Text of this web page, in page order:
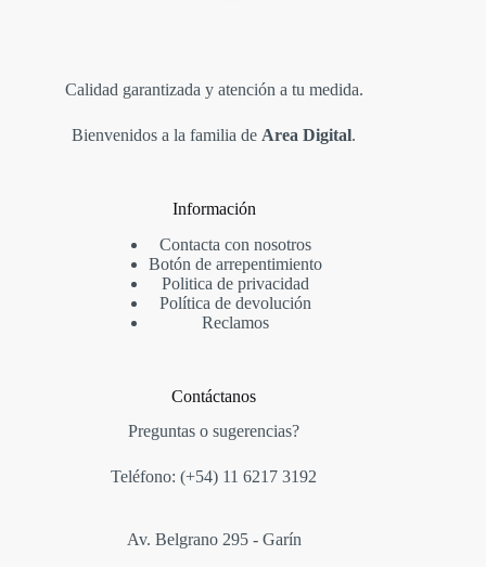
Calidad garantizada y atención a tu medida.
Bienvenidos a la familia de Area Digital.
Información
Contacta con nosotros
Botón de arrepentimiento
Politica de privacidad
Política de devolución
Reclamos
Contáctanos
Preguntas o sugerencias?
Teléfono: (+54) 11 6217 3192
Av. Belgrano 295 - Garín